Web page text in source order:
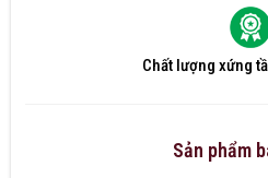
Chất lượng xứng
Sản phẩm